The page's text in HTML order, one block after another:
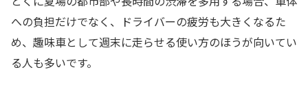
への負担だけでなく、ドライバーの疲労も大きくなるた
め、趣味車として週末に走らせる使い方のほうが向いてい
る人も多いです。